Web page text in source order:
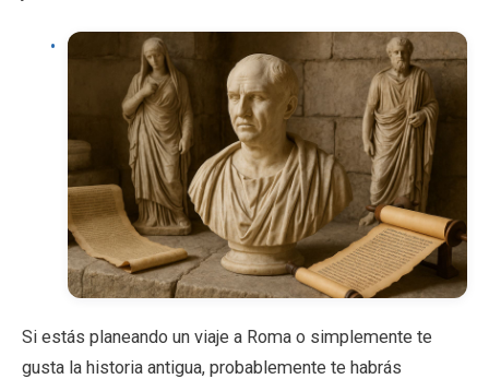
Si estás planeando un viaje a Roma o simplemente te
gusta la historia antigua, probablemente te habrás